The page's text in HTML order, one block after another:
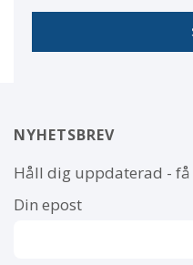
NYHETSBREV
Håll dig uppdaterad - få
Din epost